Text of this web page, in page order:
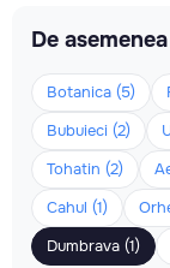
De
Botanica (5)
Bubuieci (2)
Tohatin (2)
Cahul (1)
Dumbrava (1)